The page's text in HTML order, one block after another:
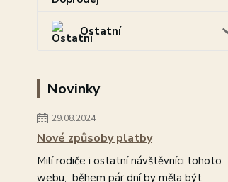
Ostatní
Novinky
29.08.2024
Nové způsoby platby
Milí rodiče i ostatní návštěvníci tohoto
webu, během pár dní by měla být